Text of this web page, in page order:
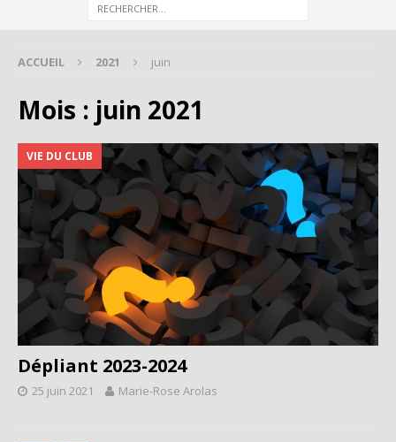
ACCUEIL 2021 juin
Mois : juin 2021
VIE DU CLUB
Dépliant 2023-2024
25 juin 2021 Marie-Rose Arolas